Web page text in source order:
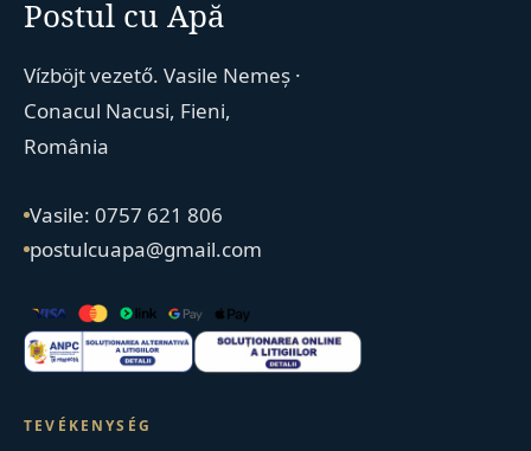
Postul cu Apă
Vízböjt vezető. Vasile Nemeș ·
Conacul Nacusi, Fieni,
România
Vasile: 0757 621 806
postulcuapa@gmail.com
TEVÉKENYSÉG